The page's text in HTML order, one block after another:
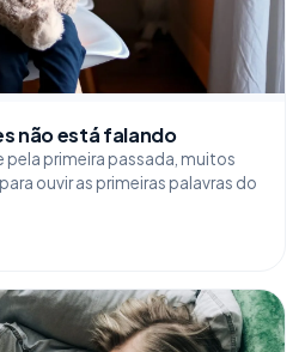
não está falando
pela primeira passada, muitos
ouvir as primeiras palavras do